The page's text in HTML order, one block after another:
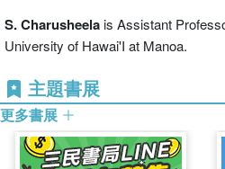
S. Charusheelais Assistant
University of Hawai'I at Manoa.
主題書展
更多書展